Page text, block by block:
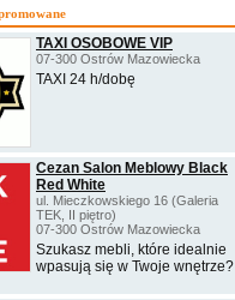
TAXI OSOBOWE VIP
07-300 Ostrów Mazowiecka
TAXI 24 h/dobę
Cezan Salon Meblowy Black
Red White
ul. Mieczkowskiego 16 (Galeria
TEK, II piętro)
07-300 Ostrów Mazowiecka
Szukasz mebli, które idealnie
wpasują się w Twoje wnętrze?